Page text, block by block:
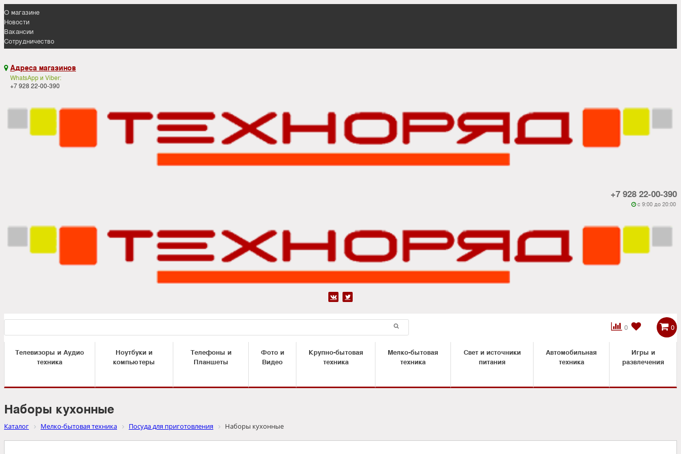
О магазине
Новости
Вакансии
Сотрудничество
 Адреса магазинов
WhatsApp и Viber:
+7 928 22-00-390
+7 928 22-00-390
 c 9:00 до 20:00
 
0

 0
Телевизоры и Аудио
техника
Ноутбуки и
компьютеры
Телефоны и
Планшеты
Фото и
Видео
Крупно-бытовая
техника
Мелко-бытовая
техника
Свет и источники
питания
Автомобильная
техника
Игры и
развлечения
Наборы кухонные
Каталог Мелко-бытовая техника Посуда для приготовления Наборы кухонные